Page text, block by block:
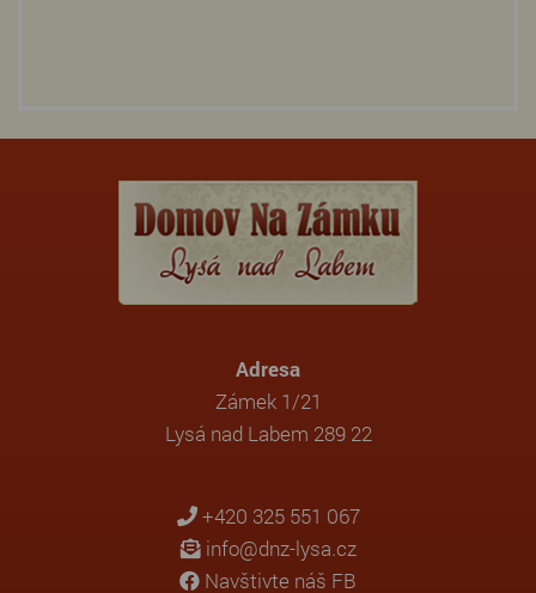
Adresa
Zámek 1/21
Lysá nad Labem 289 22
+420 325 551 067
info@dnz-lysa.cz
Navštivte náš FB